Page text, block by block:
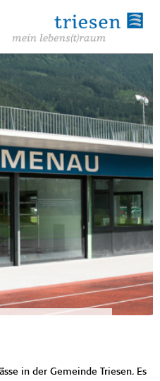
in der Gemeinde Triesen. Es